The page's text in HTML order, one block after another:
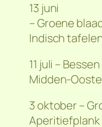
13 juni
– Groene
Indisch
11 juli –
Midden-
3 oktober –